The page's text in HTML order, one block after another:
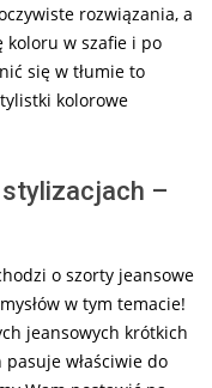
rozwiązania, a
koloru w szafie i po
się w tłumie to
kolorowe
–
o szorty jeansowe
w tym temacie!
jeansowych krótkich
właściwie do